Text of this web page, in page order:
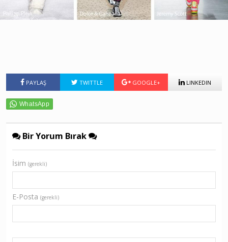
PAYLAŞ TWITTLE GOOGLE+ LINKEDIN
Bir Yorum Bırak
İsim (gerekli)
E-Posta (gerekli)